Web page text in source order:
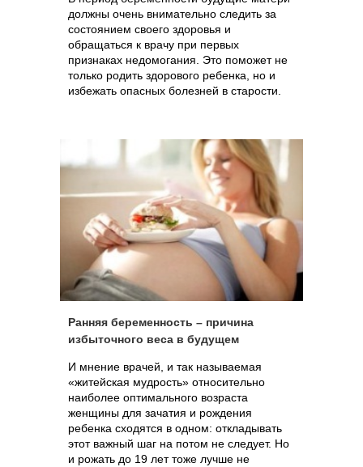
должны очень внимательно следить за
состоянием своего здоровья и
обращаться к врачу при первых
признаках недомогания. Это поможет не
только родить здорового ребенка, но и
избежать опасных болезней в старости.
Ранняя беременность – причина
избыточного веса в будущем
И мнение врачей, и так называемая
«житейская мудрость» относительно
наиболее оптимального возраста
женщины для зачатия и рождения
ребенка сходятся в одном: откладывать
этот важный шаг на потом не следует. Но
и рожать до 19 лет тоже лучше не